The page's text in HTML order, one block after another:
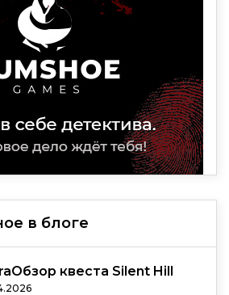
в блоге
квеста Silent Hill